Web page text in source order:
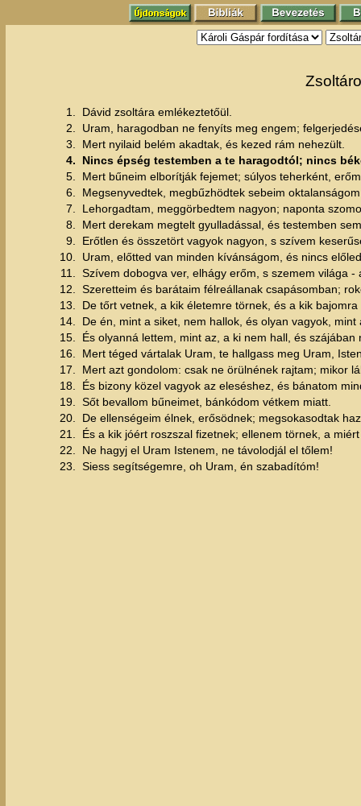
1.
Dávid zsoltára emlékeztetőül.
2.
Uram, haragodban ne fenyíts meg engem;
3.
Mert nyilaid belém akadtak, és kezed rám nehezült.
4.
Nincs épség testemben a te haragodtól; nincs
5.
Mert bűneim elborítják fejemet; súlyos teherként,
6.
Megsenyvedtek, megbűzhödtek sebeim
7.
Lehorgadtam, meggörbedtem nagyon; naponta
8.
Mert derekam megtelt gyulladással, és testemben
9.
Erőtlen és összetört vagyok nagyon, s szívem
10.
Uram, előtted van minden kívánságom, és nincs
11.
Szívem dobogva ver, elhágy erőm, s szemem világa -
12.
Szeretteim és barátaim félreállanak csapásomban;
13.
De tőrt vetnek, a kik életemre törnek, és a kik
14.
De én, mint a siket, nem hallok, és olyan vagyok,
15.
És olyanná lettem, mint az, a ki nem hall, és szájában
16.
Mert téged vártalak Uram, te hallgass meg Uram,
17.
Mert azt gondolom: csak ne örülnének rajtam; mikor
18.
És bizony közel vagyok az eleséshez, és bánatom
19.
Sőt bevallom bűneimet, bánkódom vétkem miatt.
20.
De ellenségeim élnek, erősödnek; megsokasodtak
21.
És a kik jóért roszszal fizetnek; ellenem törnek, a
22.
Ne hagyj el Uram Istenem, ne távolodjál el tőlem!
23.
Siess segítségemre, oh Uram, én szabadítóm!